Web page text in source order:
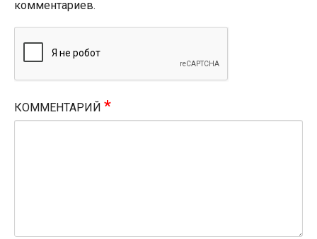
комментариев.
КОММЕНТАРИЙ *